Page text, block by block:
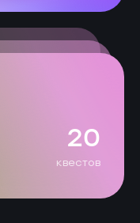
20
квестов